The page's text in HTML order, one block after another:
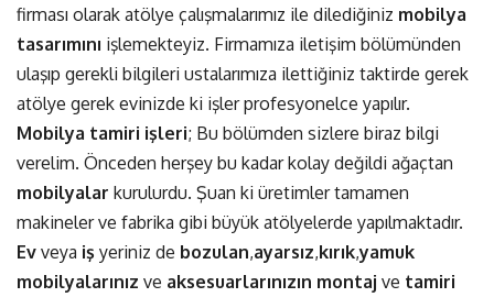
firması olarak atölye çalışmalarımız ile dilediğiniz mobilya
tasarımını işlemekteyiz. Firmamıza iletişim bölümünden
ulaşıp gerekli bilgileri ustalarımıza ilettiğiniz taktirde gerek
atölye gerek evinizde ki işler profesyonelce yapılır.
Mobilya tamiri işleri; Bu bölümden sizlere biraz bilgi
verelim. Önceden herşey bu kadar kolay değildi ağaçtan
mobilyalar kurulurdu. Şuan ki üretimler tamamen
makineler ve fabrika gibi büyük atölyelerde yapılmaktadır.
Ev veya iş yeriniz de bozulan,ayarsız,kırık,yamuk
mobilyalarınız ve aksesuarlarınızın montaj ve tamiri